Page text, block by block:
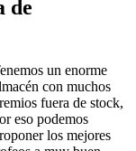
de
un enorme
con muchos
fuera de stock,
eso podemos
los mejores